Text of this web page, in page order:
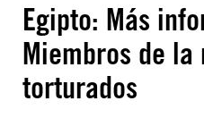
Egipto: Más
Miembros de
torturados